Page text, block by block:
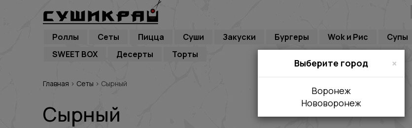
Роллы Сеты Пицца Суши Закуски Бургеры Wok и Рис Супы
SWEET BOX
Десерты Торты
Главная › Сеты › Сырный
Сырный
Выберите город ×
Воронеж
Нововоронеж